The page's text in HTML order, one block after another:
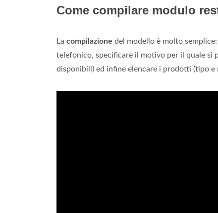
Come compilare modulo
La compilazione del modello è molto
telefonico, specificare il motivo per il quale si
disponibili) ed infine elencare i prodotti (tipo e